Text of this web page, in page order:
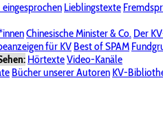
eingesprochen Lieblingstexte
Chinesische Minister & Co. Der
für KV Best of SPAM
HörtexteVideo-Kanäle
Bücher unserer Autoren KV-
Passwort vergessen?